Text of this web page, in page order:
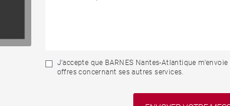
J'accepte que BARNES Nantes-Atlantique
offres concernant ses autres services.